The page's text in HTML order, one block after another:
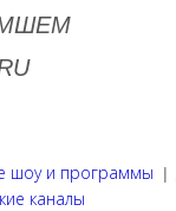
шоу и программы |
каналы